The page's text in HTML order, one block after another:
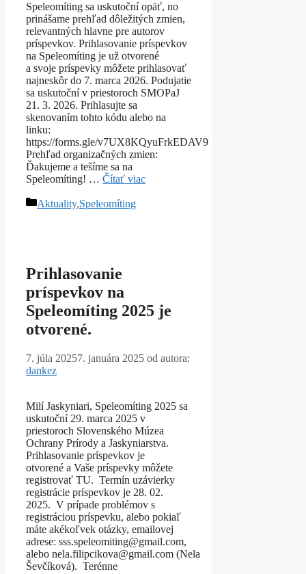
Speleomíting sa uskutoční opäť, no
prinášame prehľad dôležitých zmien,
relevantných hlavne pre autorov
príspevkov. Prihlasovanie príspevkov
na Speleomíting je už otvorené
a svoje príspevky môžete prihlasovať
najneskôr do 7. marca 2026. Podujatie
sa uskutoční v priestoroch SMOPaJ
21. 3. 2026. Prihlasujte sa
skenovaním tohto kódu alebo na
linku:
https://forms.gle/v7UX8KQyuFrkEDAV9
Prehľad organizačných zmien:
Ďakujeme a tešíme sa na
Speleomíting! … Čítať viac
Kategórie
Aktuality,Speleomíting
Prihlasovanie
príspevkov na
Speleomíting 2025 je
otvorené.
7. júla 20257. januára 2025 od autora:
dankez
Milí Jaskyniari, Speleomíting 2025 sa
uskutoční 29. marca 2025 v
priestoroch Slovenského Múzea
Ochrany Prírody a Jaskyniarstva.
Prihlasovanie príspevkov je
otvorené a Vaše príspevky môžete
registrovať TU. Termín uzávierky
registrácie príspevkov je 28. 02.
2025. V prípade problémov s
registráciou príspevku, alebo pokiaľ
máte akékoľvek otázky, emailovej
adrese: sss.speleomiting@gmail.com,
alebo nela.filipcikova@gmail.com (Nela
Ševčíková). Terénne